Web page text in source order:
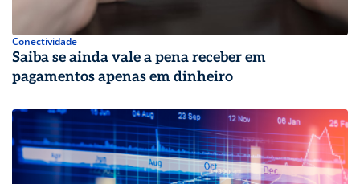
Conectividade
Saiba se ainda vale a pena receber em
pagamentos apenas em dinheiro